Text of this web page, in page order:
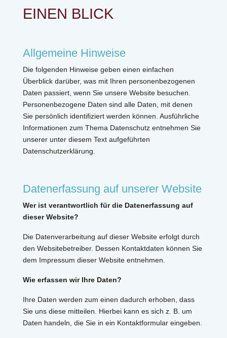
EINEN BLICK
Allgemeine Hinweise
Die folgenden Hinweise geben einen einfachen
Überblick darüber, was mit Ihren personenbezogenen
Daten passiert, wenn Sie unsere Website besuchen.
Personenbezogene Daten sind alle Daten, mit denen
Sie persönlich identifiziert werden können. Ausführliche
Informationen zum Thema Datenschutz entnehmen Sie
unserer unter diesem Text aufgeführten
Datenschutzerklärung.
Datenerfassung auf unserer Website
Wer ist verantwortlich für die Datenerfassung auf
dieser Website?
Die Datenverarbeitung auf dieser Website erfolgt durch
den Websitebetreiber. Dessen Kontaktdaten können Sie
dem Impressum dieser Website entnehmen.
Wie erfassen wir Ihre Daten?
Ihre Daten werden zum einen dadurch erhoben, dass
Sie uns diese mitteilen. Hierbei kann es sich z. B. um
Daten handeln, die Sie in ein Kontaktformular eingeben.